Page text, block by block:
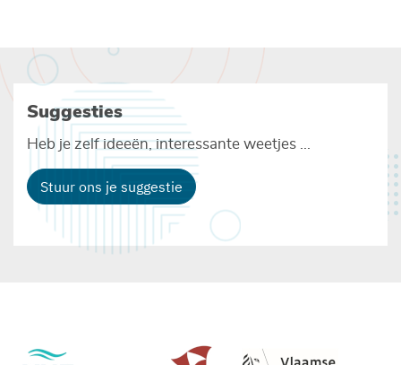
Suggesties
Heb je zelf ideeën, interessante weetjes ...
Stuur ons je suggestie